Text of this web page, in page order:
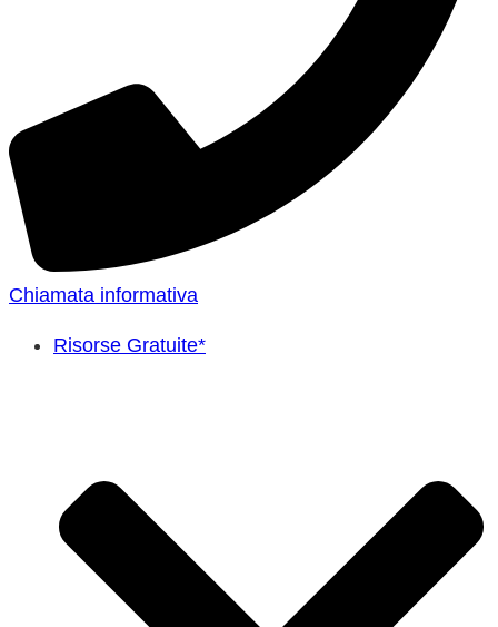
Chiamata informativa
Risorse Gratuite*